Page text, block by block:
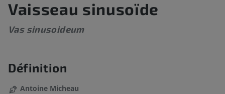
Vaisseau sinusoïde
Vas sinusoideum
Définition
Antoine Micheau